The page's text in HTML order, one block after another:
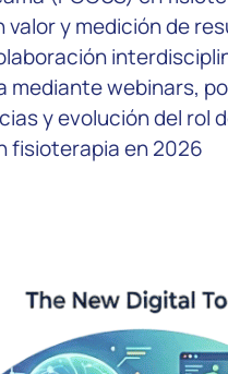
y medición de
mediante webinars,
y evolución del rol
fisioterapia en 2026